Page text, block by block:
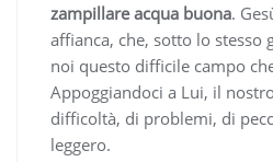
zampillare acqua buona.
affianca, che, sotto lo stesso
noi questo difficile campo
Appoggiandoci a Lui, il
difficoltà, di problemi, di
leggero.